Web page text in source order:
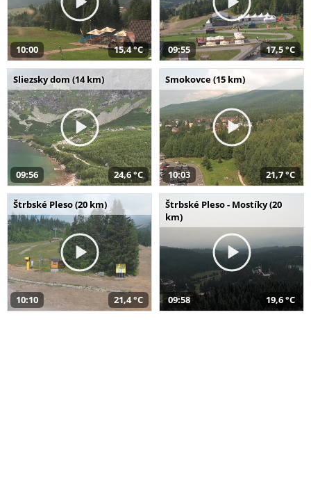
10:00 15,4 °C 09:55 17,5 °C
Sliezsky dom (14 km)
09:56 24,6 °C
Smokovce (15 km)
10:03 21,7 °C
Štrbské Pleso (20 km)
10:10 21,4 °C
Štrbské Pleso - Mostíky (20
km)
09:58 19,6 °C